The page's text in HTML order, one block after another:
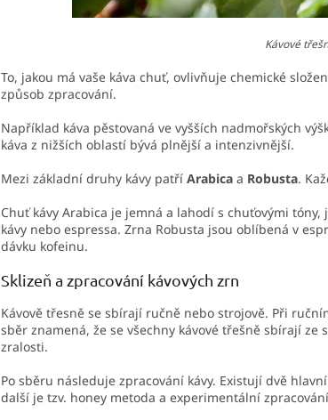
Kávové
To, jakou má vaše káva chuť, ovlivňuje chemické
způsob zpracování.
Například káva pěstovaná ve vyšších nadmořských
káva z nižších oblastí bývá plnější a intenzivnější.
Mezi základní druhy kávy patří Arabica a Robusta.
Chuť kávy Arabica je jemná a lahodí s chuťovými
kávy nebo espressa. Zrna Robusta jsou oblíbená v
dávku kofeinu.
Sklizeň a zpracování kávových zrn
Kávově třesně se sbírají ručně nebo strojově. Při
sběr znamená, že se všechny kávové třešně sbírají
zralosti.
Po sběru následuje zpracování kávy. Existují dvě
další je tzv. honey metoda a experimentální